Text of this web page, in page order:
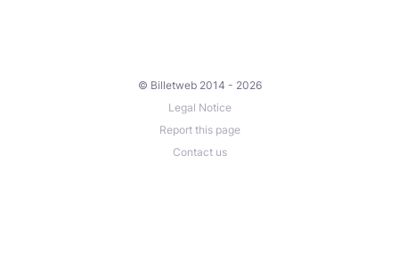
© Billetweb 2014 - 2026
Legal Notice
Report this page
Contact us